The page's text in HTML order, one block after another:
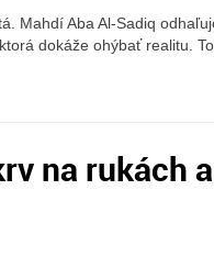
Mahdí Aba Al-Sadiq
dokáže ohýbať realitu.
na rukách a